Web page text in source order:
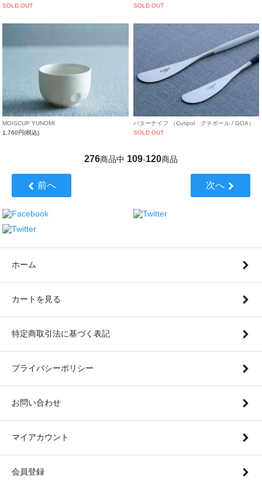
SOLD OUT
SOLD OUT
MOISCUP YUNOMI
1,760円(税込)
バターナイフ （Cutipol クチポール / GOA）
SOLD OUT
276商品中 109-120商品
前へ 次へ
ホーム
カートを見る
特定商取引法に基づく表記
プライバシーポリシー
お問い合わせ
マイアカウント
会員登録